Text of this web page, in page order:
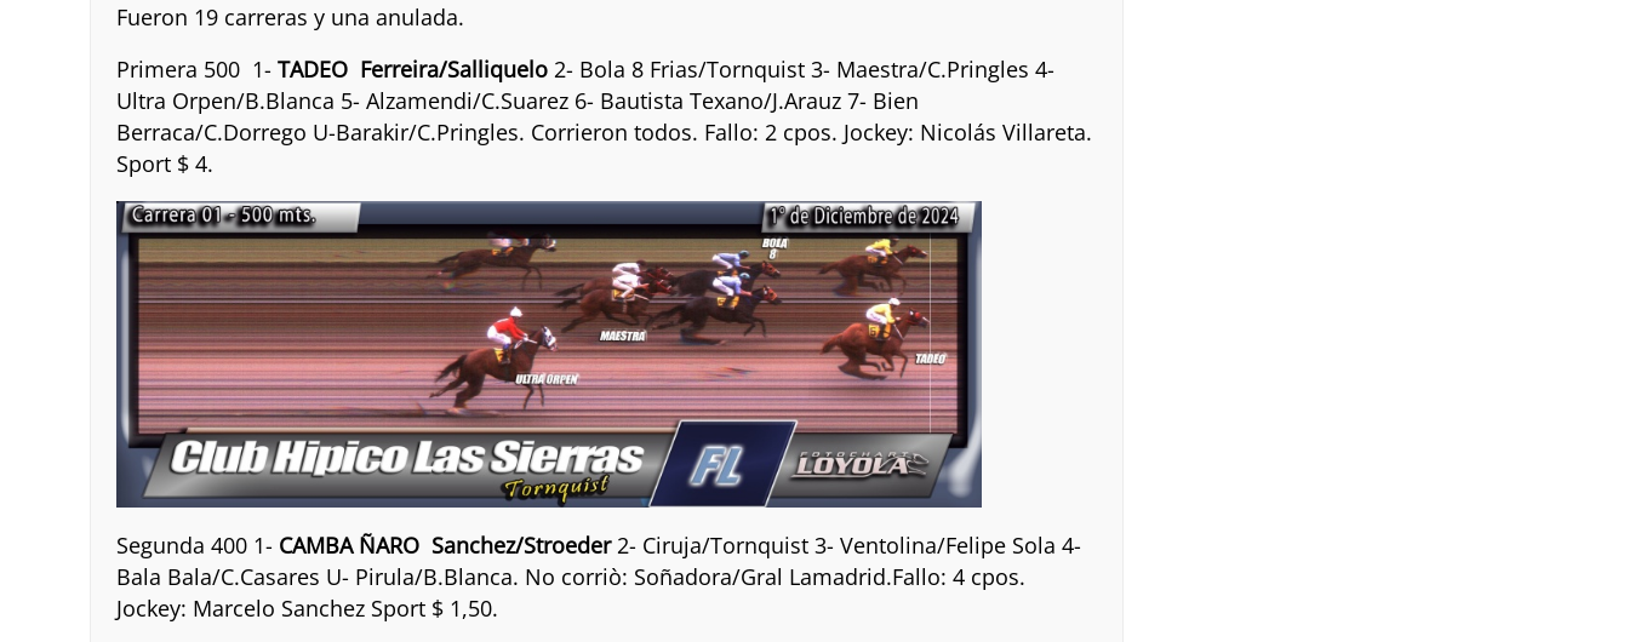
Fueron 19 carreras y una anulada.
Primera 500 1- TADEO Ferreira/Salliquelo 2- Bola 8 Frias/Tornquist 3- Maestra/C.Pringles 4-
Ultra Orpen/B.Blanca 5- Alzamendi/C.Suarez 6- Bautista Texano/J.Arauz 7- Bien
Berraca/C.Dorrego U-Barakir/C.Pringles. Corrieron todos. Fallo: 2 cpos. Jockey: Nicolás Villareta.
Sport $ 4.
Segunda 400 1- CAMBA ÑARO Sanchez/Stroeder2- Ciruja/Tornquist 3- Ventolina/Felipe Sola 4-
Bala Bala/C.Casares U- Pirula/B.Blanca. No corriò: Soñadora/Gral Lamadrid.Fallo: 4 cpos.
Jockey: Marcelo Sanchez Sport $ 1,50.